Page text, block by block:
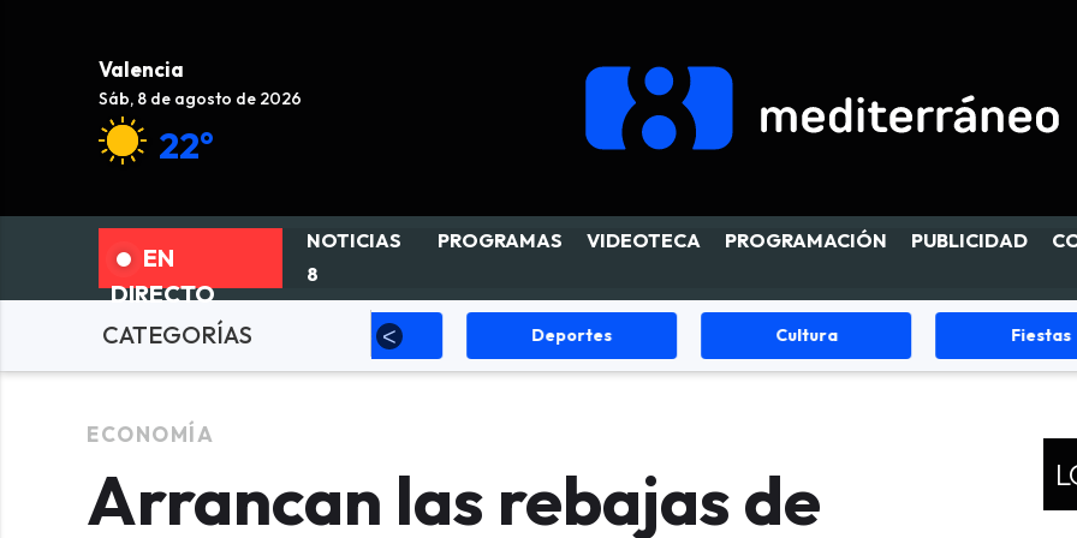
Valencia
Sáb, 8 de agosto de 2026
22°
EN
DIRECTO
NOTICIAS
8
PROGRAMAS VIDEOTECA PROGRAMACIÓN PUBLICIDAD
CATEGORÍASSucesos
ECONOMÍA
Arrancan las rebajas de